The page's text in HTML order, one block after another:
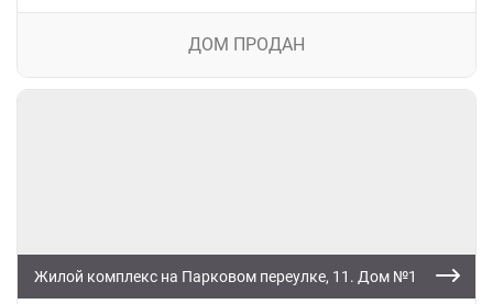
ДОМ ПРОДАН
Жилой комплекс на Парковом переулке, 11. Дом №1